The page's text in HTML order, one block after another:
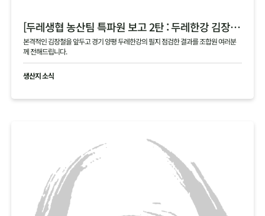
[두레생협 농산팀 특파원 보고 2탄 : 두레한강 김장 채소 필지 점검 현황 공유]
본격적인 김장철을 앞두고 경기 양평 두레한강의 필지 점검한 결과를 조합원 여러분
께 전해드립니다.
생산지 소식